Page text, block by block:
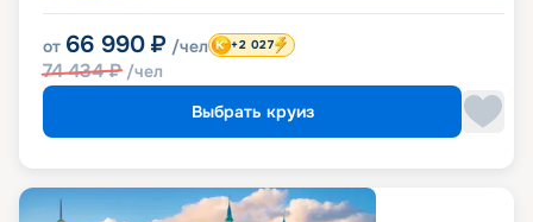
от 66 990 ₽ /чел
74 434₽ /чел
+2 027
Выбрать круиз